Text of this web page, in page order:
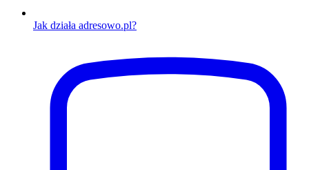
Jak działa adresowo.pl?